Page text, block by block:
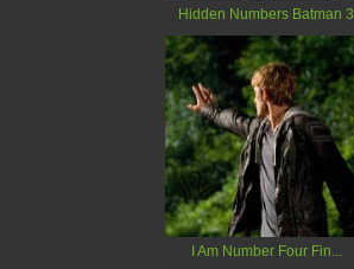
Hidden Numbers Batman 3
I Am Number Four Fin...